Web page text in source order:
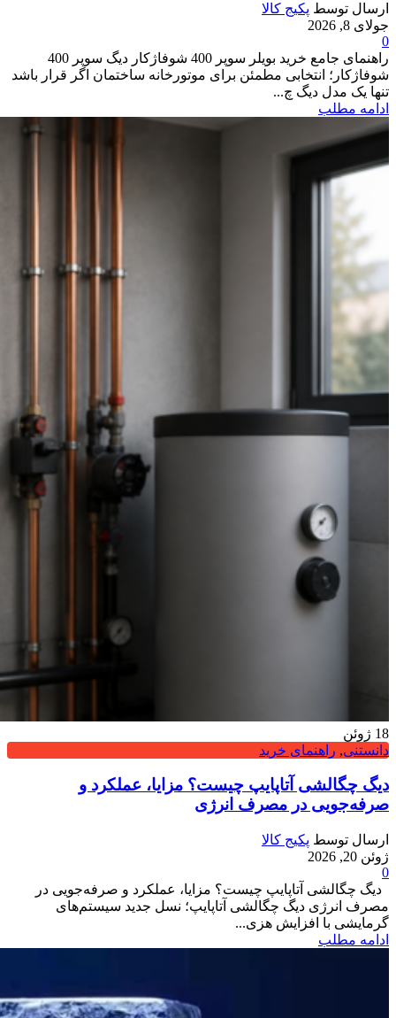
ارسال توسط پکیج کالا
جولای 8, 2026
0
راهنمای جامع خرید بویلر سوپر 400 شوفاژکار دیگ سوپر 400
شوفاژکار؛ انتخابی مطمئن برای موتورخانه ساختمان اگر قرار باشد
تنها یک مدل دیگ چ...
ادامه مطلب
18 ژوئن
دانستنی, راهنمای خرید
دیگ چگالشی آتاپایپ چیست؟ مزایا، عملکرد و
صرفه‌جویی در مصرف انرژی
ارسال توسط پکیج کالا
ژوئن 20, 2026
0
دیگ چگالشی آتاپایپ چیست؟ مزایا، عملکرد و صرفه‌جویی در
مصرف انرژی دیگ چگالشی آتاپایپ؛ نسل جدید سیستم‌های
گرمایشی با افزایش هزی...
ادامه مطلب